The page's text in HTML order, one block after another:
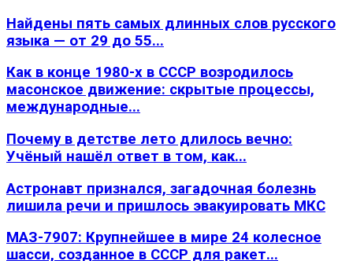
Найдены пять самых длинных слов русского
языка — от 29 до 55...
Как в конце 1980-х в СССР возродилось
масонское движение: скрытые процессы,
международные...
Почему в детстве лето длилось вечно:
Учёный нашёл ответ в том, как...
Астронавт признался, загадочная болезнь
лишила речи и пришлось эвакуировать МКС
МАЗ-7907: Крупнейшее в мире 24 колесное
шасси, созданное в СССР для ракет...